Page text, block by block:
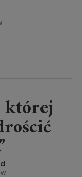
której